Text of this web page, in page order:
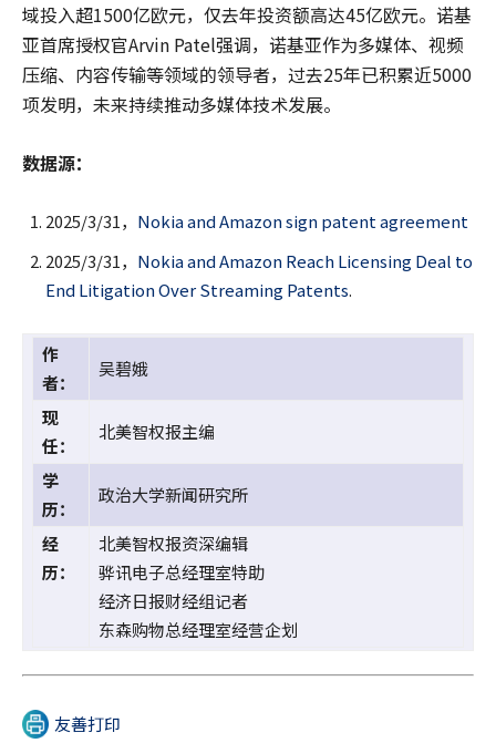
域投入超1500亿欧元，仅去年投资额高达45亿欧元。诺基
亚首席授权官Arvin Patel强调，诺基亚作为多媒体、视频
压缩、内容传输等领域的领导者，过去25年已积累近5000
项发明，未来持续推动多媒体技术发展。
数据源：
2025/3/31， Nokia and Amazon sign patent agreement
2025/3/31， Nokia and Amazon Reach Licensing Deal to
End Litigation Over Streaming Patents.
作
者：
吴碧娥
现
任：
北美智权报主编
学
历：
政治大学新闻研究所
经
历：
北美智权报资深编辑
骅讯电子总经理室特助
经济日报财经组记者
东森购物总经理室经营企划
友善打印